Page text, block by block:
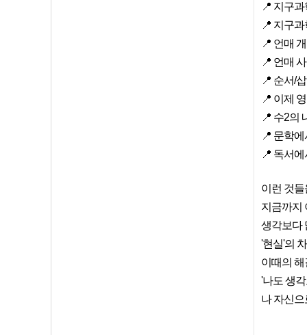
📍 지구
📍 지구
📍 언매
📍 언매
📍 순서/
📍 이제
📍 수2의
📍 문학
📍 독서
이런 것
지금까지
생각보다
'현실'의
이때의
'나도 생
나 자신